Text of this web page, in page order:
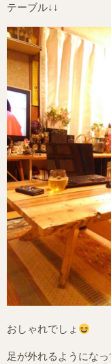
テーブル↓↓
おしゃれでしょ
足が外れるようになっ